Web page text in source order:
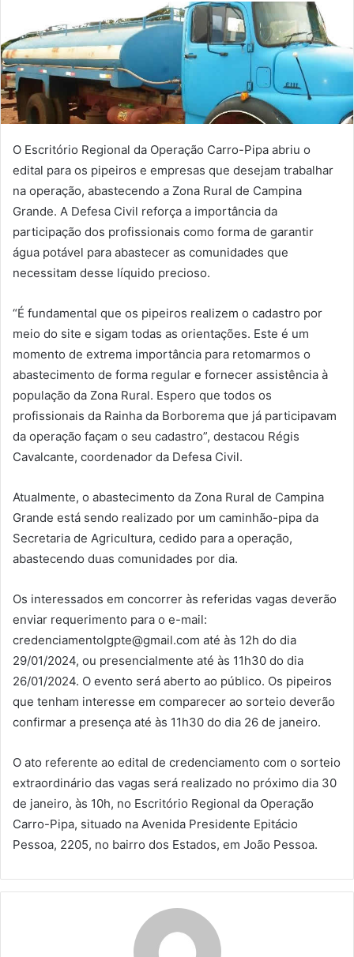
d
e
u
m
-
m
a
O Escritório Regional da Operação Carro-Pipa abriu o
edital para os pipeiros e empresas que desejam trabalhar
na operação, abastecendo a Zona Rural de Campina
Grande. A Defesa Civil reforça a importância da
participação dos profissionais como forma de garantir
água potável para abastecer as comunidades que
necessitam desse líquido precioso.
“É fundamental que os pipeiros realizem o cadastro por
meio do site e sigam todas as orientações. Este é um
momento de extrema importância para retomarmos o
abastecimento de forma regular e fornecer assistência à
população da Zona Rural. Espero que todos os
profissionais da Rainha da Borborema que já participavam
da operação façam o seu cadastro”, destacou Régis
Cavalcante, coordenador da Defesa Civil.
Atualmente, o abastecimento da Zona Rural de Campina
Grande está sendo realizado por um caminhão-pipa da
Secretaria de Agricultura, cedido para a operação,
abastecendo duas comunidades por dia.
Os interessados em concorrer às referidas vagas deverão
enviar requerimento para o e-mail:
credenciamentolgpte@gmail.com até às 12h do dia
29/01/2024, ou presencialmente até às 11h30 do dia
26/01/2024. O evento será aberto ao público. Os pipeiros
que tenham interesse em comparecer ao sorteio deverão
confirmar a presença até às 11h30 do dia 26 de janeiro.
O ato referente ao edital de credenciamento com o sorteio
extraordinário das vagas será realizado no próximo dia 30
de janeiro, às 10h, no Escritório Regional da Operação
Carro-Pipa, situado na Avenida Presidente Epitácio
Pessoa, 2205, no bairro dos Estados, em João Pessoa.